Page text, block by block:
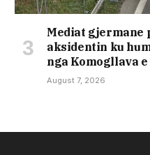
Mediat gjermane
aksidentin ku
nga Komogllava
August 7, 2026